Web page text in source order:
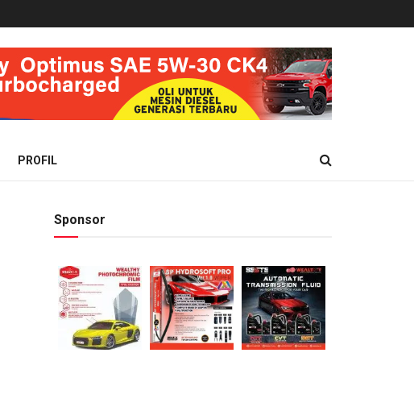
PROFIL
Sponsor